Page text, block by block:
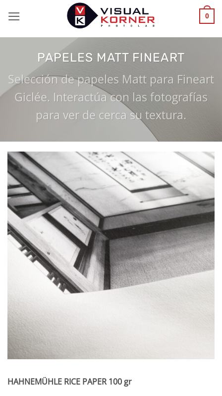
contenido
0
PAPELES MATT FINEART
Selección de papeles Matt para Fineart
Giclée. Interactúa con las fotografías
para ver de cerca su textura.